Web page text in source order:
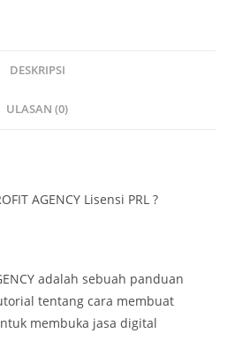
DESKRIPSI
ULASAN (0)
AGENCY Lisensi PRL ?
adalah sebuah panduan
tentang cara membuat
membuka jasa digital